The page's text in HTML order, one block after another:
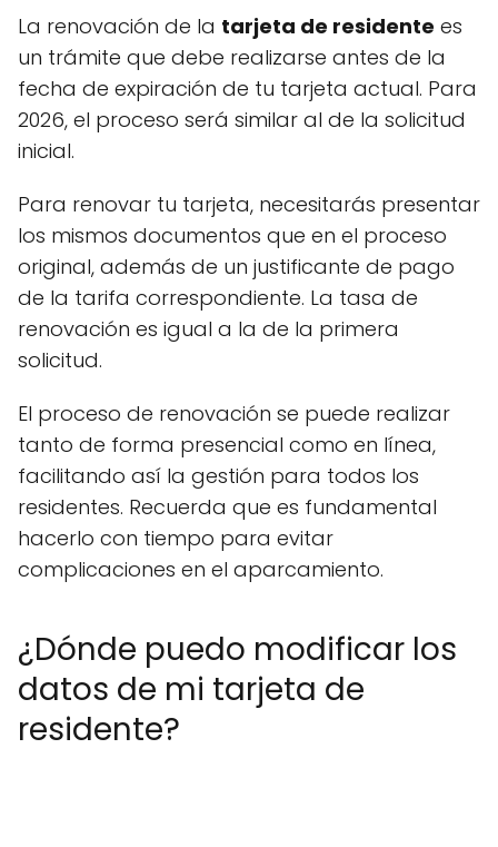
La renovación de la tarjeta de residente es
un trámite que debe realizarse antes de la
fecha de expiración de tu tarjeta actual. Para
2026, el proceso será similar al de la solicitud
inicial.
Para renovar tu tarjeta, necesitarás presentar
los mismos documentos que en el proceso
original, además de un justificante de pago
de la tarifa correspondiente. La tasa de
renovación es igual a la de la primera
solicitud.
El proceso de renovación se puede realizar
tanto de forma presencial como en línea,
facilitando así la gestión para todos los
residentes. Recuerda que es fundamental
hacerlo con tiempo para evitar
complicaciones en el aparcamiento.
¿Dónde puedo modificar los
datos de mi tarjeta de
residente?